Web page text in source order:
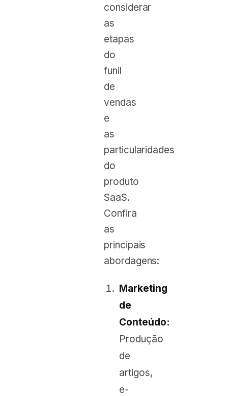
considerar
as
etapas
do
funil
de
vendas
e
as
particularidades
do
produto
SaaS.
Confira
as
principais
abordagens:
Marketing
de
Conteúdo:
Produção
de
artigos,
e-